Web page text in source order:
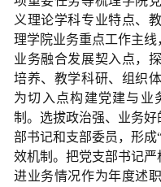
义理论学科专业特点、
理学院业务重点工作主线
业务融合发展契入点，
培养、教学科研、组织
为切入点构建党建与业
制。选拔政治强、业务好
部书记和支部委员，形
效机制。把党支部书记严
进业务情况作为年度述